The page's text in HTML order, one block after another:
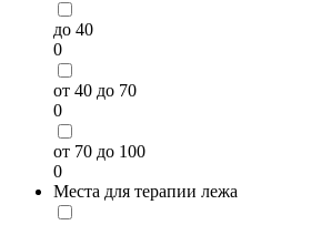
до 40
0
от 40 до 70
0
от 70 до 100
0
Места для терапии лежа